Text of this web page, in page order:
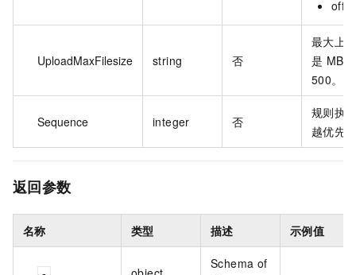
off
UploadMaxFilesize string 否
最大上
是 MB
500。
Sequence integer 否
规则执
越优先
返回参数
名称 类型 描述 示例值
Schema of